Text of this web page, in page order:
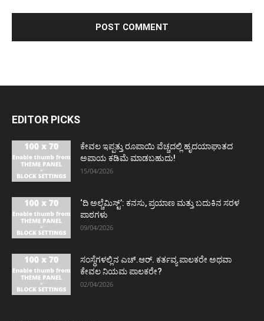
EDITOR PICKS
ಕೇವಲ ಇಪ್ಪತ್ತು ರೂಪಾಯಿ ವೆಚ್ಚದಲ್ಲಿ ಹೃದಯಾಘಾತದ
ಅಪಾಯ ಕಡಿಮೆ ಮಾಡಬಹುದು!
15/04/2026
‘ದಿ ಅಲ್ಚೆಮಿಸ್ಟ್’: ಕನಸು, ಪ್ರಯಾಣ ಮತ್ತು ಬದುಕಿನ ಸರಳ
ಪಾಠಗಳು
09/04/2026
ಸಂಸ್ಥೆಗಳಲ್ಲಿನ ಎಚ್.ಆರ್. ಕರ್ತವ್ಯ ಪಾಲಕರೇ ಅಥವಾ
ಕೇವಲ ನಿಯಮ ಪಾಲಕರೇ?
02/04/2026